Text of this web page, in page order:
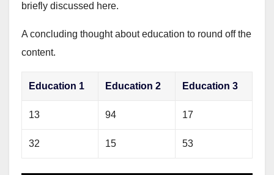
briefly discussed here.
A concluding thought about education to round off the
content.
Education 1 Education 2 Education 3
13 94 17
32 15 53